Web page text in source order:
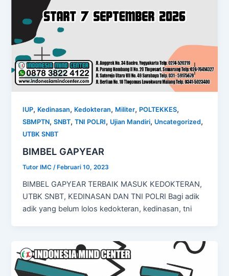
IUP, Kedinasan, Kedokteran, Militer, POLTEKKES,
SBMPTN,SNBT,TNI POLRI, Ujian Mandiri, Uncategorized,
UTBK SNBT
BIMBEL GAPYEAR
Tutor IMC/ Februari 10, 2023
BIMBEL GAPYEAR TERBAIK MASUK KEDOKTERAN,
UTBK SNBT, KEDINASAN DAN TNI POLRI Bagi adik
adik yang belum lolos kedokteran, kedinasan, tni